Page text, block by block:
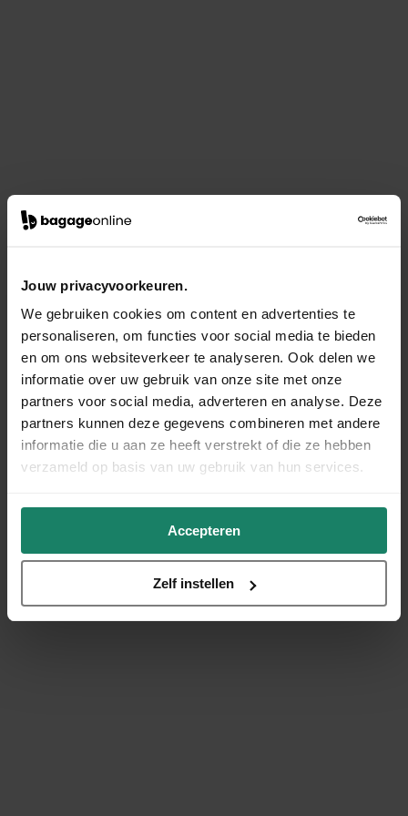
Jouw privacyvoorkeuren.
We gebruiken cookies om content en advertenties te
personaliseren, om functies voor social media te bieden
en om ons websiteverkeer te analyseren. Ook delen we
informatie over uw gebruik van onze site met onze
partners voor social media, adverteren en analyse. Deze
partners kunnen deze gegevens combineren met andere
informatie die u aan ze heeft verstrekt of die ze hebben
verzameld op basis van uw gebruik van hun services.
Accepteren
Zelf instellen